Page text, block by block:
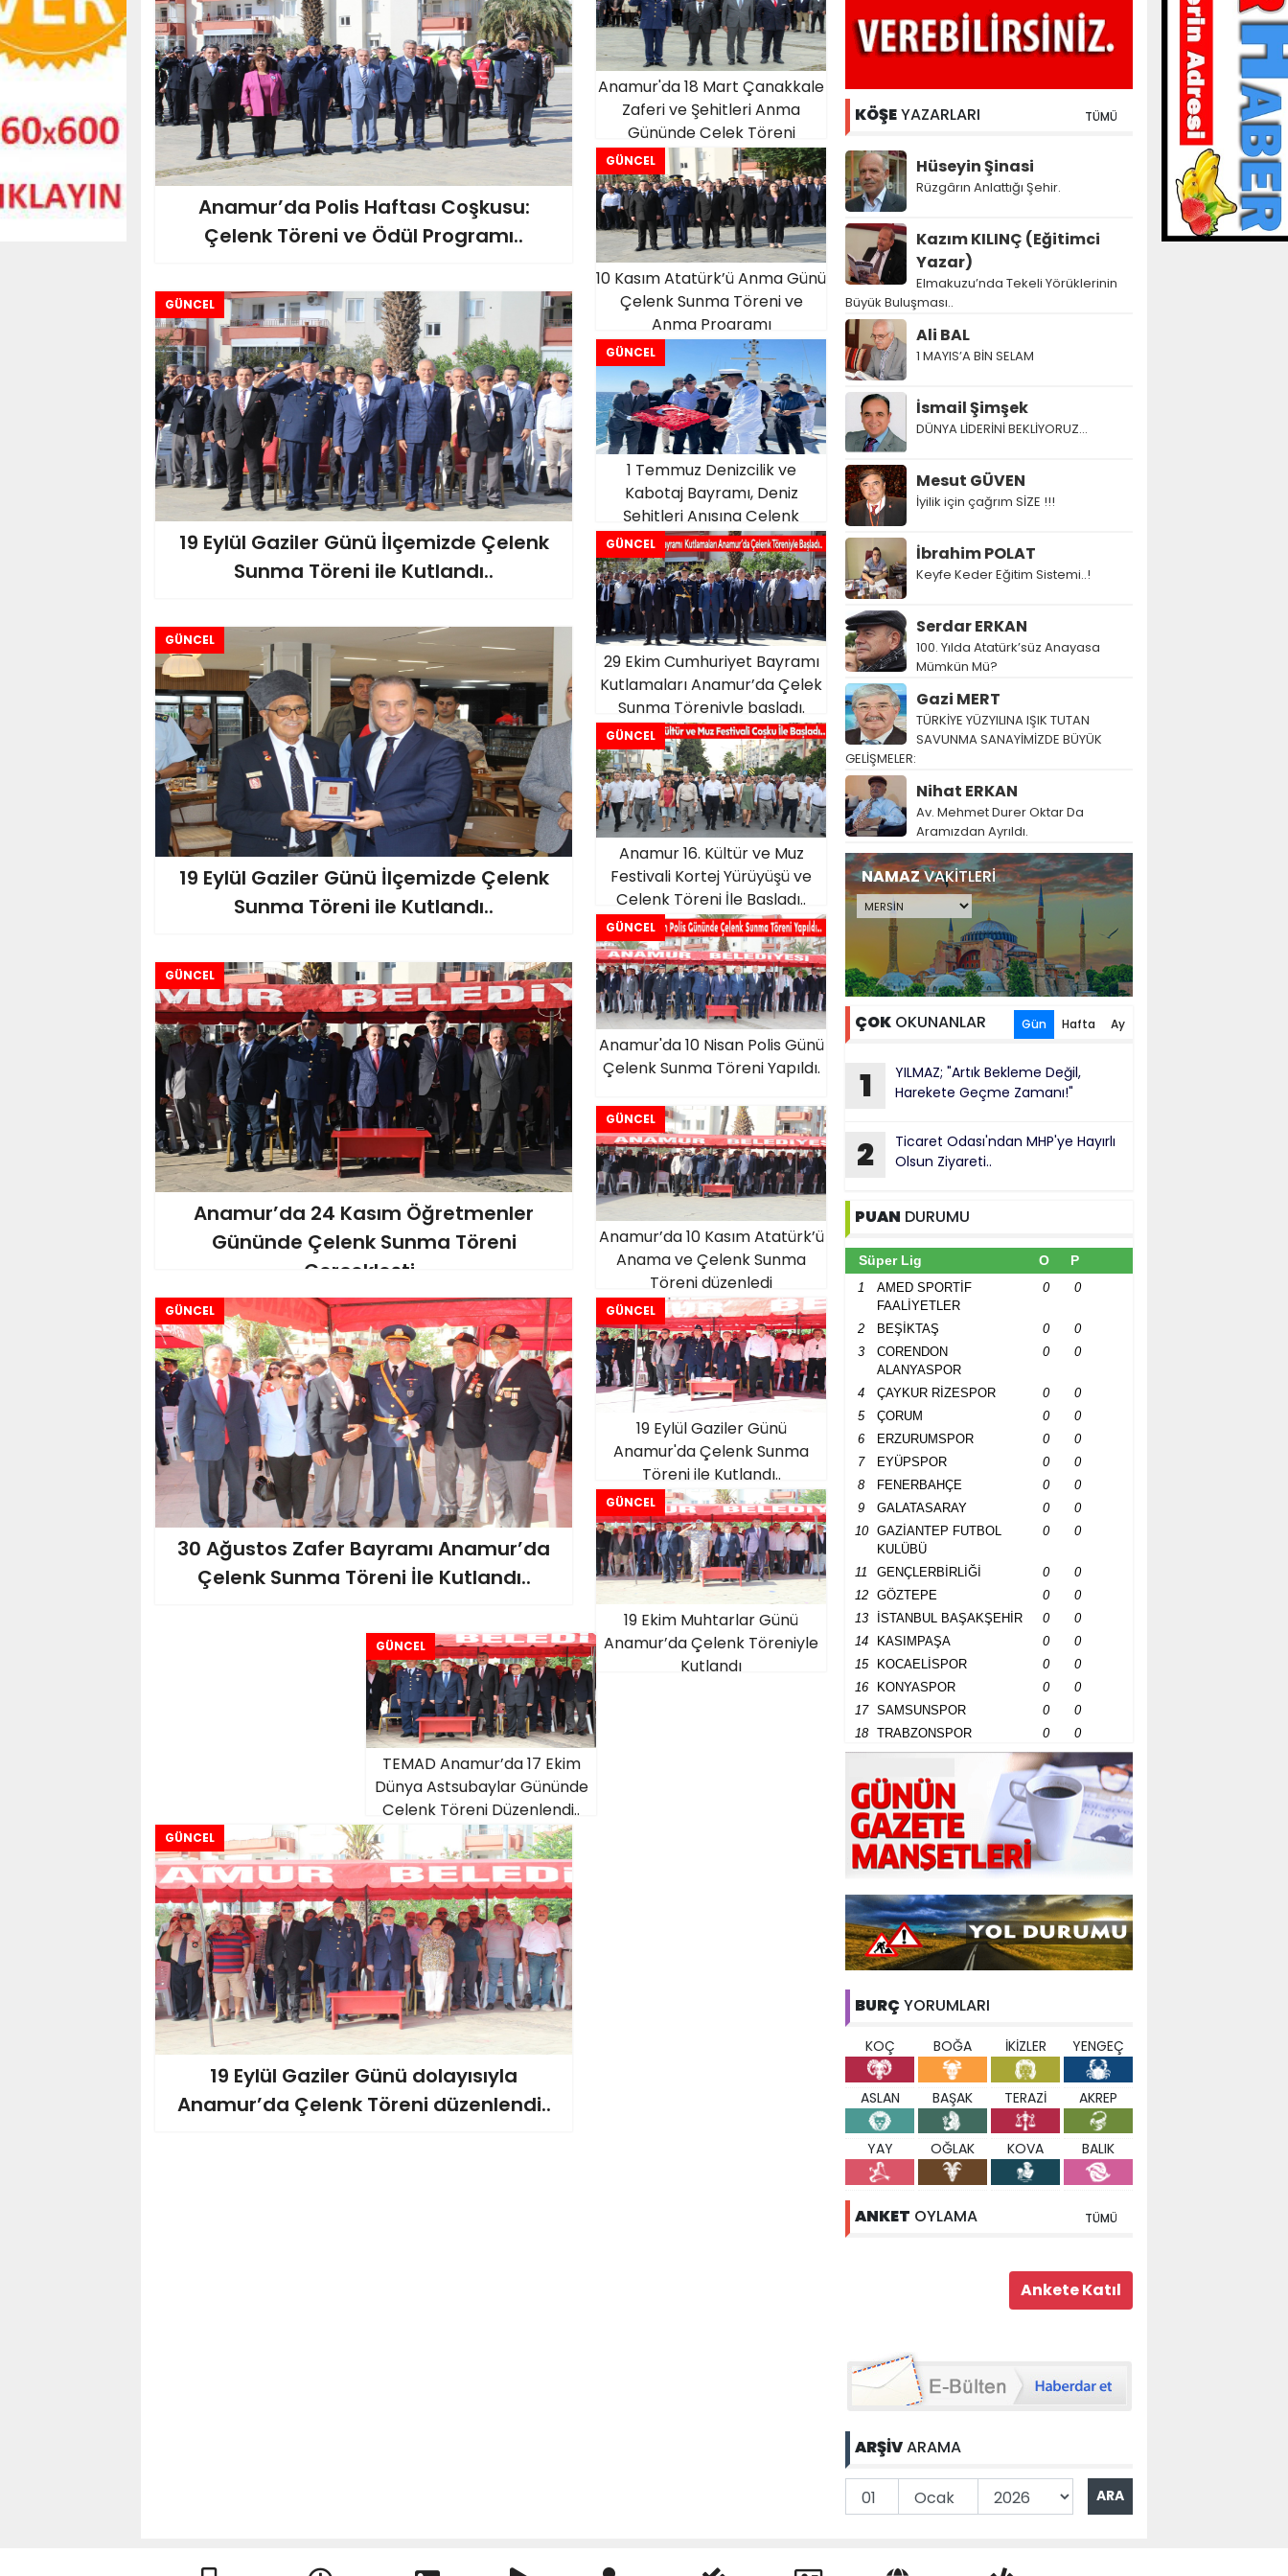
Anamur’da Polis Haftası Coşkusu:
Çelenk Töreni ve Ödül Programı..
Anamur'da 18 Mart Çanakkale
Zaferi ve Şehitleri Anma
Gününde Çelek Töreni
Düzenlendi.
GÜNCEL
10 Kasım Atatürk’ü Anma Günü
Çelenk Sunma Töreni ve
Anma Programı
Gerçekleştirildi.
GÜNCEL
19 Eylül Gaziler Günü İlçemizde Çelenk
Sunma Töreni ile Kutlandı..
GÜNCEL
1 Temmuz Denizcilik ve
Kabotaj Bayramı, Deniz
Şehitleri Anısına Çelenk
Sunma Töreniyle Kutlandı
GÜNCEL
29 Ekim Cumhuriyet Bayramı
Kutlamaları Anamur’da Çelek
Sunma Töreniyle başladı.
GÜNCEL
19 Eylül Gaziler Günü İlçemizde Çelenk
Sunma Töreni ile Kutlandı..
GÜNCEL
Anamur 16. Kültür ve Muz
Festivali Kortej Yürüyüşü ve
Çelenk Töreni İle Başladı..
GÜNCEL
Anamur'da 10 Nisan Polis Günü
Çelenk Sunma Töreni Yapıldı.
GÜNCEL
Anamur’da 24 Kasım Öğretmenler
Gününde Çelenk Sunma Töreni
Gerçekleşti..
GÜNCEL
Anamur’da 10 Kasım Atatürk’ü
Anama ve Çelenk Sunma
Töreni düzenledi
GÜNCEL
19 Eylül Gaziler Günü
Anamur'da Çelenk Sunma
Töreni ile Kutlandı..
GÜNCEL
30 Ağustos Zafer Bayramı Anamur’da
Çelenk Sunma Töreni İle Kutlandı..
GÜNCEL
19 Ekim Muhtarlar Günü
Anamur’da Çelenk Töreniyle
Kutlandı
GÜNCEL
TEMAD Anamur’da 17 Ekim
Dünya Astsubaylar Gününde
Çelenk Töreni Düzenlendi..
GÜNCEL
19 Eylül Gaziler Günü dolayısıyla
Anamur’da Çelenk Töreni düzenlendi..
KÖŞEYAZARLARI TÜMÜ
Hüseyin Şinasi
Rüzgârın Anlattığı Şehir.
Kazım KILINÇ (Eğitimci
Yazar)
Elmakuzu’nda Tekeli Yörüklerinin
Büyük Buluşması..
Ali BAL
1 MAYIS’A BİN SELAM
İsmail Şimşek
DÜNYA LİDERİNİ BEKLİYORUZ…
Mesut GÜVEN
İyilik için çağrım SİZE !!!
İbrahim POLAT
Keyfe Keder Eğitim Sistemi..!
Serdar ERKAN
100. Yılda Atatürk’süz Anayasa
Mümkün Mü?
Gazi MERT
TÜRKİYE YÜZYILINA IŞIK TUTAN
SAVUNMA SANAYİMİZDE BÜYÜK
GELİŞMELER:
Nihat ERKAN
Av. Mehmet Durer Oktar Da
Aramızdan Ayrıldı.
NAMAZVAKİTLERİ
ÇOK OKUNANLAR Gün Hafta Ay
1
YILMAZ; "Artık Bekleme Değil,
Harekete Geçme Zamanı!"
2
Ticaret Odası'ndan MHP'ye Hayırlı
Olsun Ziyareti..
PUAN DURUMU
Süper Lig O P
1
AMED SPORTİF
FAALİYETLER
0 0
2 BEŞİKTAŞ 0
0
3
CORENDON
ALANYASPOR
0 0
4 ÇAYKUR RİZESPOR 0
0
5
ÇORUM 0
0
6
ERZURUMSPOR 0
0
7
EYÜPSPOR 0
0
8
FENERBAHÇE 0
0
9
GALATASARAY 0
0
10
GAZİANTEP FUTBOL
KULÜBÜ
0 0
11 GENÇLERBİRLİĞİ 0
0
12
GÖZTEPE 0
0
13
İSTANBUL BAŞAKŞEHİR 0
0
14
KASIMPAŞA 0
0
15
KOCAELİSPOR 0
0
16
KONYASPOR 0
0
17
SAMSUNSPOR 0
0
18
TRABZONSPOR 0 0
BURÇ YORUMLARI
KOÇ BOĞA İKİZLER YENGEÇ
ASLAN BAŞAK TERAZİ AKREP
YAY OĞLAK KOVA BALIK
ANKET OYLAMA TÜMÜ
ARŞİVARAMA